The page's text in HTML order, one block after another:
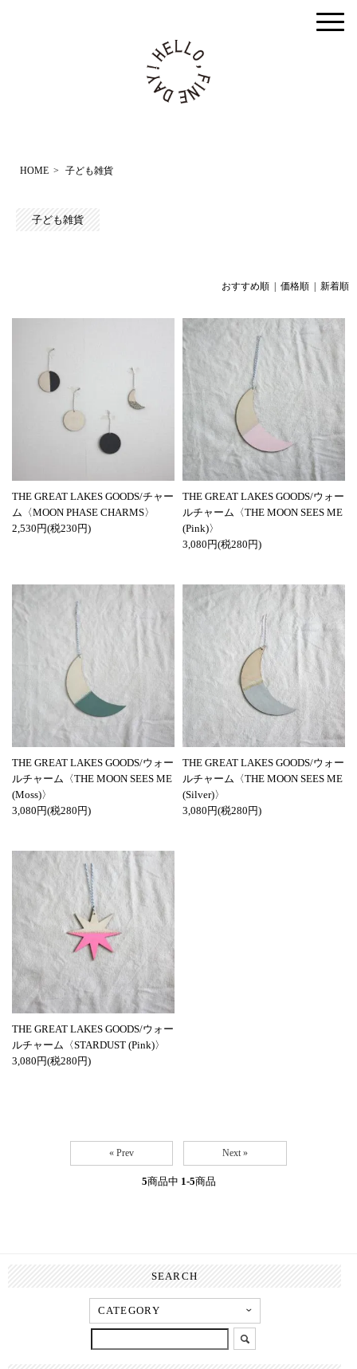
HOME > 子ども雑貨
子ども雑貨
おすすめ順 | 価格順 新着順
THE GREAT LAKES GOODS/チャー
ム〈MOON PHASE CHARMS〉
2,530円(税230円)
THE GREAT LAKES GOODS/ウォー
ルチャーム〈THE MOON SEES ME
(Pink)〉
3,080円(税280円)
THE GREAT LAKES GOODS/ウォー
ルチャーム〈THE MOON SEES ME
(Moss)〉
3,080円(税280円)
THE GREAT LAKES GOODS/ウォー
ルチャーム〈THE MOON SEES ME
(Silver)〉
3,080円(税280円)
THE GREAT LAKES GOODS/ウォー
ルチャーム〈STARDUST (Pink)〉
3,080円(税280円)
« Prev Next »
5商品中 1-5商品
SEARCH